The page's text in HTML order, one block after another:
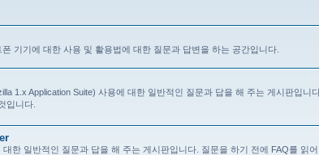
기기에 대한 사용 및 활용법에 대한 질문과 답변을 하는 공간입니다.
1.x Application Suite) 사용에 대한 일반적인 질문과 답을 해 주는 게시판입니
입니다.
한 일반적인 질문과 답을 해 주는 게시판입니다. 질문을 하기 전에 FAQ를 읽